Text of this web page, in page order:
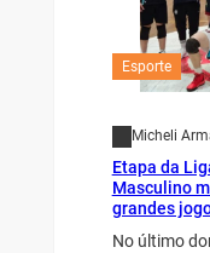
Esporte
Micheli
Etapa da
Masculino
grandes
No último